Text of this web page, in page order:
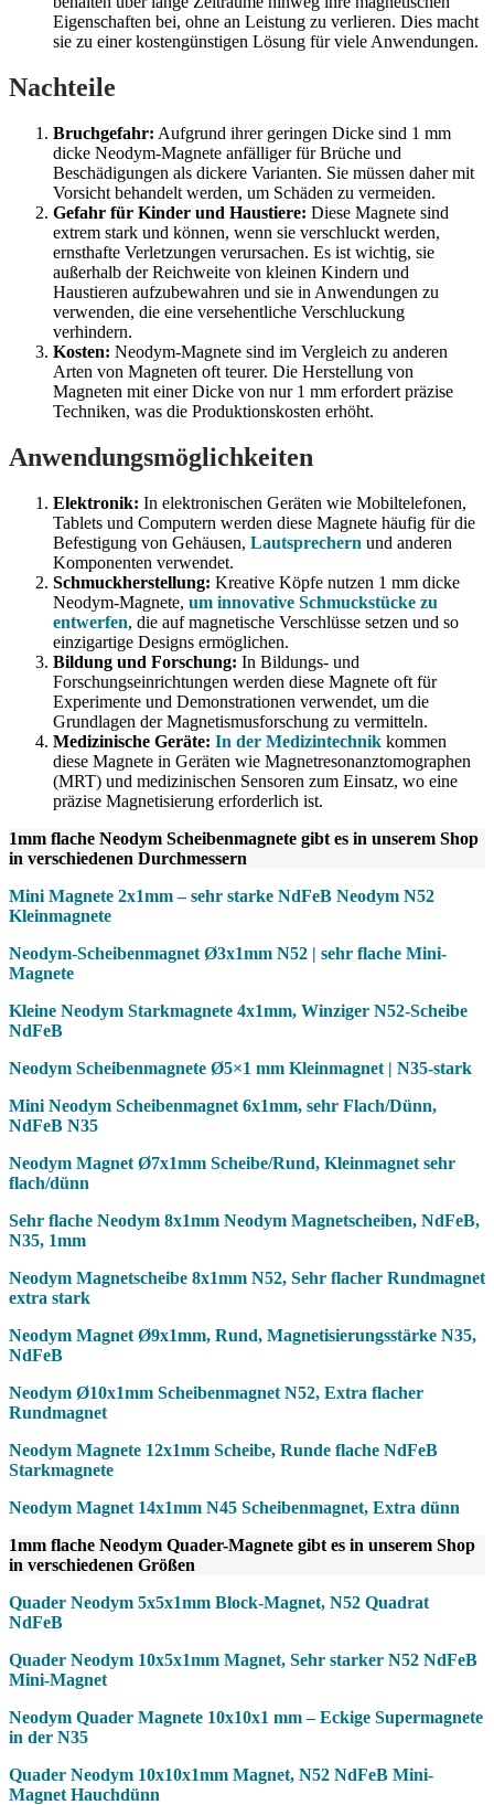
Eigenschaften bei, ohne an Leistung zu verlieren. Dies macht
sie zu einer kostengünstigen Lösung für viele Anwendungen.
Nachteile
Bruchgefahr: Aufgrund ihrer geringen Dicke sind 1 mm
dicke Neodym-Magnete anfälliger für Brüche und
Beschädigungen als dickere Varianten. Sie müssen daher mit
Vorsicht behandelt werden, um Schäden zu vermeiden.
Gefahr für Kinder und Haustiere: Diese Magnete sind
extrem stark und können, wenn sie verschluckt werden,
ernsthafte Verletzungen verursachen. Es ist wichtig, sie
außerhalb der Reichweite von kleinen Kindern und
Haustieren aufzubewahren und sie in Anwendungen zu
verwenden, die eine versehentliche Verschluckung
verhindern.
Kosten: Neodym-Magnete sind im Vergleich zu anderen
Arten von Magneten oft teurer. Die Herstellung von
Magneten mit einer Dicke von nur 1 mm erfordert präzise
Techniken, was die Produktionskosten erhöht.
Anwendungsmöglichkeiten
Elektronik: In elektronischen Geräten wie Mobiltelefonen,
Tablets und Computern werden diese Magnete häufig für die
Befestigung von Gehäusen, Lautsprechern und anderen
Komponenten verwendet.
Schmuckherstellung: Kreative Köpfe nutzen 1 mm dicke
Neodym-Magnete, um innovative Schmuckstücke zu
entwerfen, die auf magnetische Verschlüsse setzen und so
einzigartige Designs ermöglichen.
Bildung und Forschung: In Bildungs- und
Forschungseinrichtungen werden diese Magnete oft für
Experimente und Demonstrationen verwendet, um die
Grundlagen der Magnetismusforschung zu vermitteln.
Medizinische Geräte: In der Medizintechnik kommen
diese Magnete in Geräten wie Magnetresonanztomographen
(MRT) und medizinischen Sensoren zum Einsatz, wo eine
präzise Magnetisierung erforderlich ist.
1mm flache Neodym Scheibenmagnete gibt es in unserem Shop
in verschiedenen Durchmessern
Mini Magnete 2x1mm – sehr starke NdFeB Neodym N52
Kleinmagnete
Neodym-Scheibenmagnet Ø3x1mm N52 | sehr flache Mini-
Magnete
Kleine Neodym Starkmagnete 4x1mm, Winziger N52-Scheibe
NdFeB
Neodym Scheibenmagnete Ø5×1 mm Kleinmagnet | N35-stark
Mini Neodym Scheibenmagnet 6x1mm, sehr Flach/Dünn,
NdFeB N35
Neodym Magnet Ø7x1mm Scheibe/Rund, Kleinmagnet sehr
flach/dünn
Sehr flache Neodym 8x1mm Neodym Magnetscheiben, NdFeB,
N35, 1mm
Neodym Magnetscheibe 8x1mm N52, Sehr flacher Rundmagnet
extra stark
Neodym Magnet Ø9x1mm, Rund, Magnetisierungsstärke N35,
NdFeB
Neodym Ø10x1mm Scheibenmagnet N52, Extra flacher
Rundmagnet
Neodym Magnete 12x1mm Scheibe, Runde flache NdFeB
Starkmagnete
Neodym Magnet 14x1mm N45 Scheibenmagnet, Extra dünn
1mm flache Neodym Quader-Magnete gibt es in unserem Shop
in verschiedenen Größen
Quader Neodym 5x5x1mm Block-Magnet, N52 Quadrat
NdFeB
Quader Neodym 10x5x1mm Magnet, Sehr starker N52 NdFeB
Mini-Magnet
Neodym Quader Magnete 10x10x1 mm – Eckige Supermagnete
in der N35
Quader Neodym 10x10x1mm Magnet, N52 NdFeB Mini-
Magnet Hauchdünn